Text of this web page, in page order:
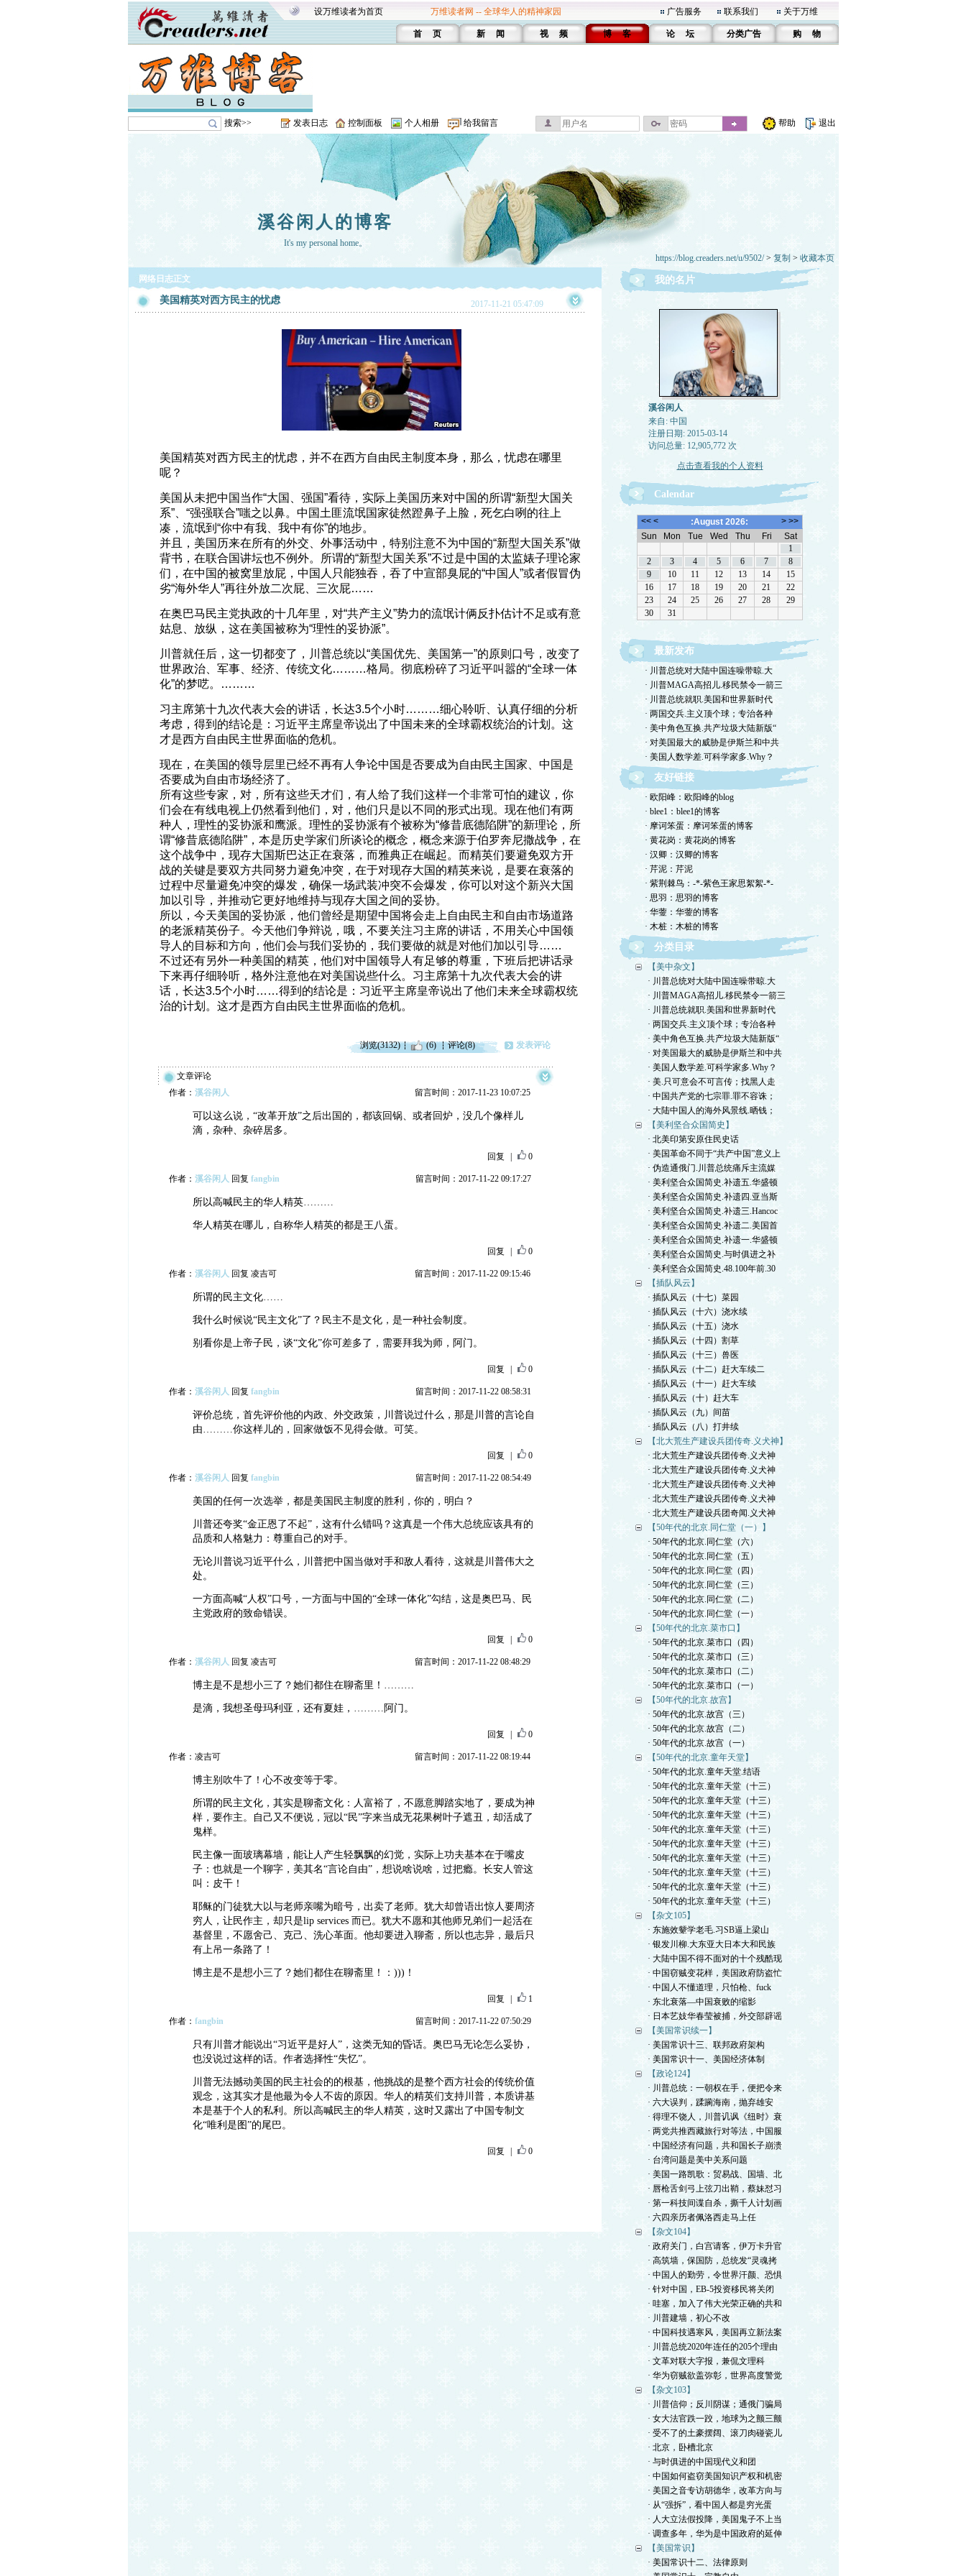
设万维读者为首页 万维读者网 -- 全球华人的精神家园 广告服务 联系我们 关于万维
首 页 新 闻 视 频 博 客 论 坛 分类广告 购 物
搜索>> 发表日志 控制面板 个人相册 给我留言 帮助 退出
溪谷闲人的博客
It's my personal home。
https://blog.creaders.net/u/9502/> 复制 > 收藏本页
网络日志正文
美国精英对西方民主的忧虑 2017-11-21 05:47:09
美国精英对西方民主的忧虑，并不在西方自由民主制度本身，那么，忧虑在哪里
呢？
美国从未把中国当作“大国、强国”看待，实际上美国历来对中国的所谓“新型大国关
系”、“强强联合”嗤之以鼻。中国土匪流氓国家徒然蹬鼻子上脸，死乞白咧的往上
凑，流氓到“你中有我、我中有你”的地步。
并且，美国历来在所有的外交、外事活动中，特别注意不为中国的“新型大国关系”做
背书，在联合国讲坛也不例外。所谓的“新型大国关系”不过是中国的太监婊子理论家
们，在中国的被窝里放屁，中国人只能独吞，吞了中宣部臭屁的“中国人”或者假冒伪
劣“海外华人”再往外放二次屁、三次屁……
在奥巴马民主党执政的十几年里，对“共产主义”势力的流氓计俩反扑估计不足或有意
姑息、放纵，这在美国被称为“理性的妥协派”。
川普就任后，这一切都变了，川普总统以“美国优先、美国第一”的原则口号，改变了
世界政治、军事、经济、传统文化………格局。彻底粉碎了习近平叫嚣的“全球一体
化”的梦呓。………
习主席第十九次代表大会的讲话，长达3.5个小时………细心聆听、认真仔细的分析
考虑，得到的结论是：习近平主席皇帝说出了中国未来的全球霸权统治的计划。这
才是西方自由民主世界面临的危机。
现在，在美国的领导层里已经不再有人争论中国是否要成为自由民主国家、中国是
否要成为自由市场经济了。
所有这些专家，对，所有这些天才们，有人给了我们这样一个非常可怕的建议，你
们会在有线电视上仍然看到他们，对，他们只是以不同的形式出现。现在他们有两
种人，理性的妥协派和鹰派。理性的妥协派有个被称为“修昔底德陷阱”的新理论，所
谓“修昔底德陷阱”，本是历史学家们所谈论的概念，概念来源于伯罗奔尼撒战争，在
这个战争中，现存大国斯巴达正在衰落，而雅典正在崛起。而精英们要避免双方开
战的关键是要双方共同努力避免冲突，在于对现存大国的精英来说，是要在衰落的
过程中尽量避免冲突的爆发，确保一场武装冲突不会爆发，你可以对这个新兴大国
加以引导，并推动它更好地维持与现存大国之间的妥协。
所以，今天美国的妥协派，他们曾经是期望中国将会走上自由民主和自由市场道路
的老派精英份子。今天他们争辩说，哦，不要关注习主席的讲话，不用关心中国领
导人的目标和方向，他们会与我们妥协的，我们要做的就是对他们加以引导……
不过还有另外一种美国的精英，他们对中国领导人有足够的尊重，下班后把讲话录
下来再仔细聆听，格外注意他在对美国说些什么。习主席第十九次代表大会的讲
话，长达3.5个小时……得到的结论是：习近平主席皇帝说出了他们未来全球霸权统
治的计划。这才是西方自由民主世界面临的危机。
浏览(3132) (6) 评论(8) 发表评论
文章评论
作者： 溪谷闲人 留言时间：2017-11-23 10:07:25
可以这么说，“改革开放”之后出国的，都该回锅、或者回炉，没几个像样儿
滴，杂种、杂碎居多。
回复 0
作者： 溪谷闲人 回复 fangbin 留言时间：2017-11-22 09:17:27
所以高喊民主的华人精英………
华人精英在哪儿，自称华人精英的都是王八蛋。
回复 0
作者： 溪谷闲人 回复 凌吉可 留言时间：2017-11-22 09:15:46
所谓的民主文化……
我什么时候说“民主文化”了？民主不是文化，是一种社会制度。
别看你是上帝子民，谈“文化”你可差多了，需要拜我为师，阿门。
回复 0
作者： 溪谷闲人 回复 fangbin 留言时间：2017-11-22 08:58:31
评价总统，首先评价他的内政、外交政策，川普说过什么，那是川普的言论自
由………你这样儿的，回家做饭不见得会做。可笑。
回复 0
作者： 溪谷闲人 回复 fangbin 留言时间：2017-11-22 08:54:49
美国的任何一次选举，都是美国民主制度的胜利，你的，明白？
川普还夸奖“金正恩了不起”，这有什么错吗？这真是一个伟大总统应该具有的
品质和人格魅力：尊重自己的对手。
无论川普说习近平什么，川普把中国当做对手和敌人看待，这就是川普伟大之
处。
一方面高喊“人权”口号，一方面与中国的“全球一体化”勾结，这是奥巴马、民
主党政府的致命错误。
回复 0
作者： 溪谷闲人 回复 凌吉可 留言时间：2017-11-22 08:48:29
博主是不是想小三了？她们都住在聊斋里！………
是滴，我想圣母玛利亚，还有夏娃，………阿门。
回复 0
作者：凌吉可 留言时间：2017-11-22 08:19:44
博主别吹牛了！心不改变等于零。
所谓的民主文化，其实是聊斋文化：人富裕了，不愿意脚踏实地了，要成为神
样，要作主。自己又不便说，冠以“民”字来当成无花果树叶子遮丑，却活成了
鬼样。
民主像一面玻璃幕墙，能让人产生轻飘飘的幻觉，实际上功夫基本在于嘴皮
子：也就是一个聊字，美其名“言论自由”，想说啥说啥，过把瘾。长安人管这
叫：皮干！
耶稣的门徒犹大以与老师亲嘴为暗号，出卖了老师。犹大却曾语出惊人要周济
穷人，让民作主，却只是lip services 而已。犹大不愿和其他师兄弟们一起活在
基督里，不愿舍己、克己、洗心革面。他却要进入聊斋，所以也志异，最后只
有上吊一条路了！
博主是不是想小三了？她们都住在聊斋里！：)))！
回复 1
作者： fangbin 留言时间：2017-11-22 07:50:29
只有川普才能说出“习近平是好人”，这类无知的昏话。奥巴马无论怎么妥协，
也没说过这样的话。作者选择性“失忆”。
川普无法撼动美国的民主社会的的根基，他挑战的是整个西方社会的传统价值
观念，这其实才是他最为令人不齿的原因。华人的精英们支持川普，本质讲基
本是基于个人的私利。所以高喊民主的华人精英，这时又露出了中国专制文
化“唯利是图”的尾巴。
回复 0
我的名片
溪谷闲人
来自: 中国
注册日期: 2015-03-14
访问总量: 12,905,772 次
点击查看我的个人资料
Calendar
最新发布
· 川普总统对大陆中国连噪带晾.大
· 川普MAGA高招儿.移民禁令一箭三
· 川普总统就职.美国和世界新时代
· 两国交兵.主义顶个球；专治各种
· 美中角色互换.共产垃圾大陆新版“
· 对美国最大的威胁是伊斯兰和中共
· 美国人数学差.可科学家多.Why？
友好链接
· 欧阳峰：欧阳峰的blog
· blee1：blee1的博客
· 摩诃笨蛋：摩诃笨蛋的博客
· 黄花岗：黄花岗的博客
· 汉卿：汉卿的博客
· 芹泥：芹泥
· 紫荆棘鸟：-*-紫色王家思絮絮-*-
· 思羽：思羽的博客
· 华蓥：华蓥的博客
· 木桩：木桩的博客
分类目录
【美中杂文】
· 川普总统对大陆中国连噪带晾.大
· 川普MAGA高招儿.移民禁令一箭三
· 川普总统就职.美国和世界新时代
· 两国交兵.主义顶个球；专治各种
· 美中角色互换.共产垃圾大陆新版“
· 对美国最大的威胁是伊斯兰和中共
· 美国人数学差.可科学家多.Why？
· 美.只可意会不可言传；找黑人走
· 中国共产党的七宗罪.罪不容诛；
· 大陆中国人的海外风景线.晒钱；
【美利坚合众国简史】
· 北美印第安原住民史话
· 美国革命不同于“共产中国”意义上
· 伪造通俄门.川普总统痛斥主流媒
· 美利坚合众国简史.补遗五.华盛顿
· 美利坚合众国简史.补遗四.亚当斯
· 美利坚合众国简史.补遗三.Hancoc
· 美利坚合众国简史.补遗二.美国首
· 美利坚合众国简史.补遗一.华盛顿
· 美利坚合众国简史.与时俱进之补
· 美利坚合众国简史.48.100年前.30
【插队风云】
· 插队风云（十七）菜园
· 插队风云（十六）浇水续
· 插队风云（十五）浇水
· 插队风云（十四）割草
· 插队风云（十三）兽医
· 插队风云（十二）赶大车续二
· 插队风云（十一）赶大车续
· 插队风云（十）赶大车
· 插队风云（九）间苗
· 插队风云（八）打井续
【北大荒生产建设兵团传奇.义犬神】
· 北大荒生产建设兵团传奇.义犬神
· 北大荒生产建设兵团传奇.义犬神
· 北大荒生产建设兵团传奇.义犬神
· 北大荒生产建设兵团传奇.义犬神
· 北大荒生产建设兵团奇闻.义犬神
【50年代的北京.同仁堂（一）】
· 50年代的北京.同仁堂（六）
· 50年代的北京.同仁堂（五）
· 50年代的北京.同仁堂（四）
· 50年代的北京.同仁堂（三）
· 50年代的北京.同仁堂（二）
· 50年代的北京.同仁堂（一）
【50年代的北京.菜市口】
· 50年代的北京.菜市口（四）
· 50年代的北京.菜市口（三）
· 50年代的北京.菜市口（二）
· 50年代的北京.菜市口（一）
【50年代的北京.故宫】
· 50年代的北京.故宫（三）
· 50年代的北京.故宫（二）
· 50年代的北京.故宫（一）
【50年代的北京.童年天堂】
· 50年代的北京.童年天堂.结语
· 50年代的北京.童年天堂（十三）
· 50年代的北京.童年天堂（十三）
· 50年代的北京.童年天堂（十三）
· 50年代的北京.童年天堂（十三）
· 50年代的北京.童年天堂（十三）
· 50年代的北京.童年天堂（十三）
· 50年代的北京.童年天堂（十三）
· 50年代的北京.童年天堂（十三）
· 50年代的北京.童年天堂（十三）
【杂文105】
· 东施效颦学老毛.习SB逼上梁山
· 银发川柳.大东亚大日本大和民族
· 大陆中国不得不面对的十个残酷现
· 中国窃贼变花样，美国政府防盗忙
· 中国人不懂道理，只怕枪、fuck
· 东北衰落—中国衰败的缩影
· 日本艺妓华春莹被捕，外交部辟谣
【美国常识续一】
· 美国常识十三、联邦政府架构
· 美国常识十一、美国经济体制
【政论124】
· 川普总统：一朝权在手，便把令来
· 六大误判，蹂躏海南，抛弃雄安
· 得理不饶人，川普讥讽《纽时》衰
· 两党共推西藏旅行对等法，中国服
· 中国经济有问题，共和国长子崩溃
· 台湾问题是美中关系问题
· 美国一路凯歌：贸易战、国墙、北
· 唇枪舌剑弓上弦刀出鞘，蔡妹怼习
· 第一科技间谍自杀，撕千人计划画
· 六四亲历者佩洛西走马上任
【杂文104】
· 政府关门，白宫请客，伊万卡升官
· 高筑墙，保国防，总统发“灵魂拷
· 中国人的勤劳，令世界汗颜、恐惧
· 针对中国，EB-5投资移民将关闭
· 哇塞，加入了伟大光荣正确的共和
· 川普建墙，初心不改
· 中国科技遇寒风，美国再立新法案
· 川普总统2020年连任的205个理由
· 文革对联大字报，兼侃文理科
· 华为窃贼欲盖弥彰，世界高度警觉
【杂文103】
· 川普信仰；反川阴谋；通俄门骗局
· 女大法官跌一跤，地球为之颤三颤
· 受不了的土豪摆阔、滚刀肉碰瓷儿
· 北京，卧槽北京
· 与时俱进的中国现代义和团
· 中国如何盗窃美国知识产权和机密
· 美国之音专访胡德华，改革方向与
· 从“强拆”，看中国人都是穷光蛋
· 人大立法假投降，美国鬼子不上当
· 调查多年，华为是中国政府的延伸
【美国常识】
· 美国常识十二、法律原则